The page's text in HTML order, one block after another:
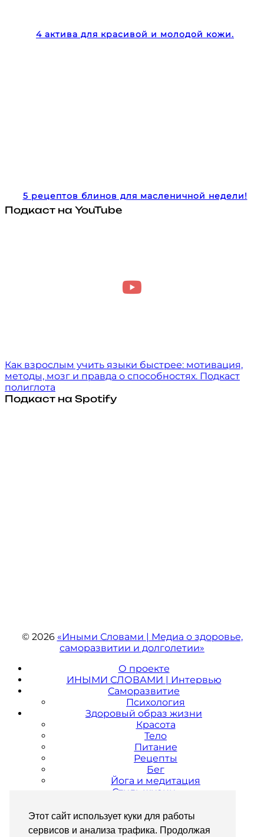
Этот сайт использует куки для работы
сервисов и анализа трафика. Продолжая
4 актива для красивой и молодой кожи.
5 рецептов блинов для масленичной недели!
Подкаст на YouTube
Как взрослым учить языки быстрее: мотивация,
методы, мозг и правда о способностях. Подкаст
полиглота
Подкаст на Spotify
© 2026 «Иными Словами | Медиа о здоровье,
саморазвитии и долголетии»
О проекте
ИНЫМИ СЛОВАМИ | Интервью
Саморазвитие
Психология
Здоровый образ жизни
Красота
Тело
Питание
Рецепты
Бег
Йога и медитация
Стиль жизни
путешествия
Культура и искусство